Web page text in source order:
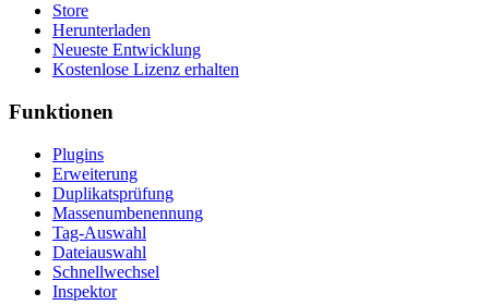
Store
Herunterladen
Neueste Entwicklung
Kostenlose Lizenz erhalten
Funktionen
Plugins
Erweiterung
Duplikatsprüfung
Massenumbenennung
Tag-Auswahl
Dateiauswahl
Schnellwechsel
Inspektor